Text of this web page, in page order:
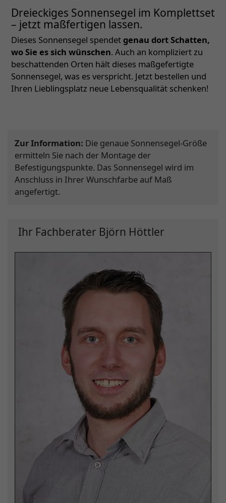
Dreieckiges Sonnensegel im Komplettset
– jetzt maßfertigen lassen.
Dieses Sonnensegel spendet genau dort Schatten,
wo Sie es sich wünschen. Auch an kompliziert zu
beschattenden Orten hält dieses maßgefertigte
Sonnensegel, was es verspricht. Jetzt bestellen und
Ihren Lieblingsplatz neue Lebensqualität schenken!
Zur Information: Die genaue Sonnensegel-Größe
ermitteln Sie nach der Montage der
Befestigungspunkte. Das Sonnensegel wird im
Anschluss in Ihrer Wunschfarbe auf Maß
angefertigt.
Ihr Fachberater Björn Höttler